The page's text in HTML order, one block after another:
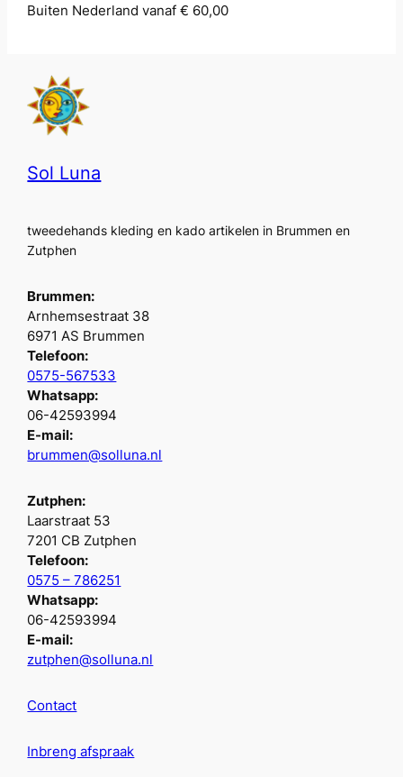
Buiten Nederland vanaf € 60,00
Sol Luna
tweedehands kleding en kado artikelen in Brummen en
Zutphen
Brummen:
Arnhemsestraat 38
6971 AS Brummen
Telefoon:
0575-567533
Whatsapp:
06-42593994
E-mail:
brummen@solluna.nl
Zutphen:
Laarstraat 53
7201 CB Zutphen
Telefoon:
0575 – 786251
Whatsapp:
06-42593994
E-mail:
zutphen@solluna.nl
Contact
Inbreng afspraak